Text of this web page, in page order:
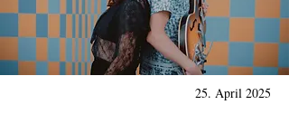
25. April 2025